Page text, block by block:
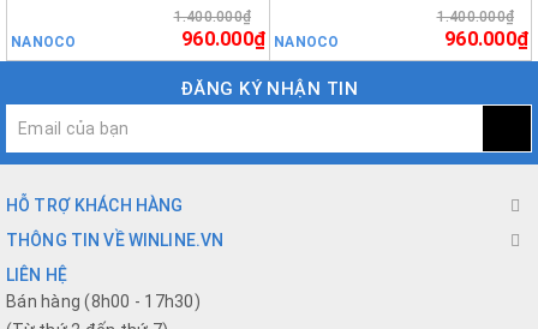
NANOCO
1.400.000₫
960.000₫ NANOCO
1.400.000₫
960.000₫
ĐĂNG KÝ NHẬN TIN
HỖ TRỢ KHÁCH HÀNG
THÔNG TIN VỀ WINLINE.VN
LIÊN HỆ
Bán hàng (8h00 - 17h30)